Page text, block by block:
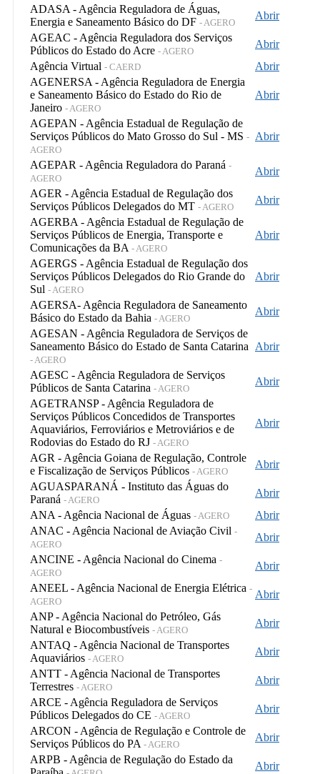
ADASA - Agência Reguladora de Águas,
Energia e Saneamento Básico do DF - AGERO
Abrir
AGEAC - Agência Reguladora dos Serviços
Públicos do Estado do Acre - AGERO
Abrir
Agência Virtual - CAERD
Abrir
AGENERSA - Agência Reguladora de Energia
e Saneamento Básico do Estado do Rio de
Janeiro - AGERO
Abrir
AGEPAN - Agência Estadual de Regulação de
Serviços Públicos do Mato Grosso do Sul - MS -
AGERO
Abrir
AGEPAR - Agência Reguladora do Paraná -
AGERO
Abrir
AGER - Agência Estadual de Regulação dos
Serviços Públicos Delegados do MT - AGERO
Abrir
AGERBA - Agência Estadual de Regulação de
Serviços Públicos de Energia, Transporte e
Comunicações da BA - AGERO
Abrir
AGERGS - Agência Estadual de Regulação dos
Serviços Públicos Delegados do Rio Grande do
Sul - AGERO
Abrir
AGERSA- Agência Reguladora de Saneamento
Básico do Estado da Bahia - AGERO
Abrir
AGESAN - Agência Reguladora de Serviços de
Saneamento Básico do Estado de Santa Catarina
- AGERO
Abrir
AGESC - Agência Reguladora de Serviços
Públicos de Santa Catarina - AGERO
Abrir
AGETRANSP - Agência Reguladora de
Serviços Públicos Concedidos de Transportes
Aquaviários, Ferroviários e Metroviários e de
Rodovias do Estado do RJ - AGERO
Abrir
AGR - Agência Goiana de Regulação, Controle
e Fiscalização de Serviços Públicos - AGERO
Abrir
AGUASPARANÁ - Instituto das Águas do
Paraná - AGERO
Abrir
ANA - Agência Nacional de Águas - AGERO
Abrir
ANAC - Agência Nacional de Aviação Civil -
AGERO
Abrir
ANCINE - Agência Nacional do Cinema -
AGERO
Abrir
ANEEL - Agência Nacional de Energia Elétrica -
AGERO
Abrir
ANP - Agência Nacional do Petróleo, Gás
Natural e Biocombustíveis - AGERO
Abrir
ANTAQ - Agência Nacional de Transportes
Aquaviários - AGERO
Abrir
ANTT - Agência Nacional de Transportes
Terrestres - AGERO
Abrir
ARCE - Agência Reguladora de Serviços
Públicos Delegados do CE - AGERO
Abrir
ARCON - Agência de Regulação e Controle de
Serviços Públicos do PA - AGERO
Abrir
ARPB - Agência de Regulação do Estado da
Abrir